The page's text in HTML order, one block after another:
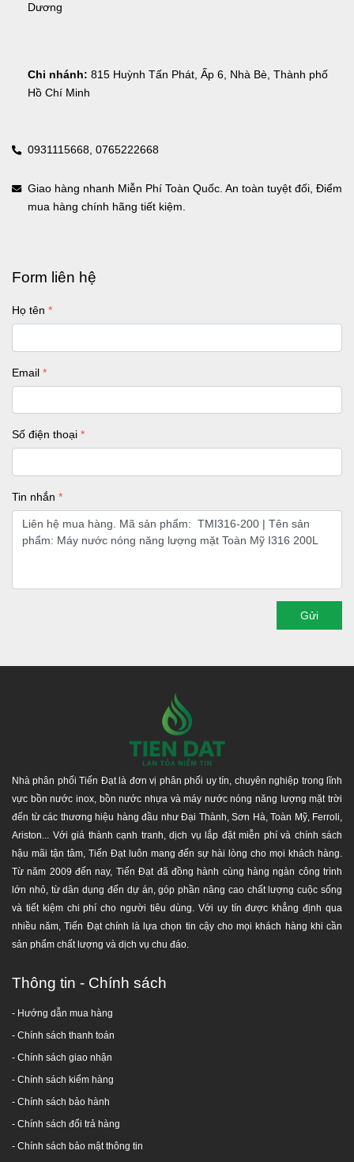
Dương
Chi nhánh: 815 Huỳnh Tấn Phát, Ấp 6, Nhà Bè, Thành phố
Hồ Chí Minh
0931115668, 0765222668
Giao hàng nhanh Miễn Phí Toàn Quốc. An toàn tuyệt đối, Điểm
mua hàng chính hãng tiết kiệm.
Form liên hệ
Họ tên
Email
Số điện thoại
Tin nhắn
Gửi
Nhà phân phối Tiến Đạt là đơn vị phân phối uy tín, chuyên nghiệp trong lĩnh
vực bồn nước inox, bồn nước nhựa và máy nước nóng năng lượng mặt trời
đến từ các thương hiệu hàng đầu như Đại Thành, Sơn Hà, Toàn Mỹ, Ferroli,
Ariston... Với giá thành cạnh tranh, dịch vụ lắp đặt miễn phí và chính sách
hậu mãi tận tâm, Tiến Đạt luôn mang đến sự hài lòng cho mọi khách hàng.
Từ năm 2009 đến nay, Tiến Đạt đã đồng hành cùng hàng ngàn công trình
lớn nhỏ, từ dân dụng đến dự án, góp phần nâng cao chất lượng cuộc sống
và tiết kiệm chi phí cho người tiêu dùng. Với uy tín được khẳng định qua
nhiều năm, Tiến Đạt chính là lựa chọn tin cậy cho mọi khách hàng khi cần
sản phẩm chất lượng và dịch vụ chu đáo.
Thông tin - Chính sách
- Hướng dẫn mua hàng
- Chính sách thanh toán
- Chính sách giao nhận
- Chính sách kiểm hàng
- Chính sách bảo hành
- Chính sách đổi trả hàng
- Chính sách bảo mật thông tin